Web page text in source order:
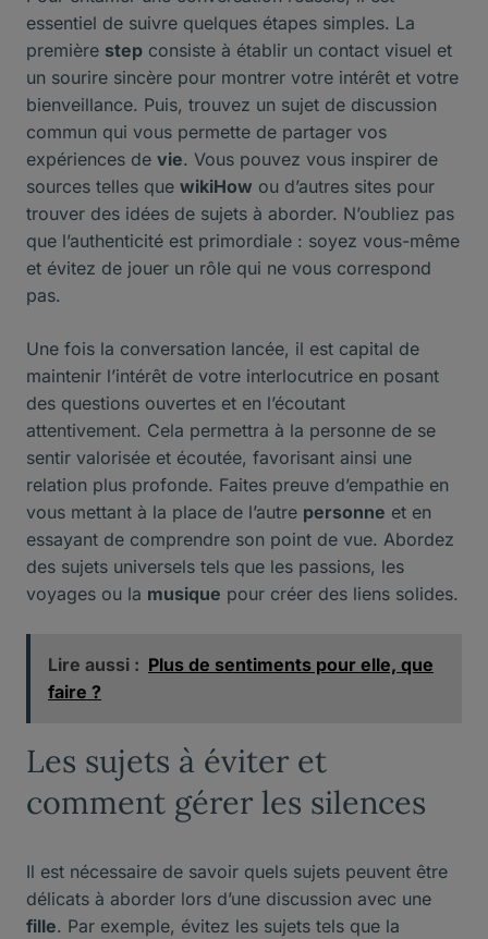
essentiel de suivre quelques étapes simples. La
première step consiste à établir un contact visuel et
un sourire sincère pour montrer votre intérêt et votre
bienveillance. Puis, trouvez un sujet de discussion
commun qui vous permette de partager vos
expériences de vie. Vous pouvez vous inspirer de
sources telles que wikiHow ou d’autres sites pour
trouver des idées de sujets à aborder. N’oubliez pas
que l’authenticité est primordiale : soyez vous-même
et évitez de jouer un rôle qui ne vous correspond
pas.
Une fois la conversation lancée, il est capital de
maintenir l’intérêt de votre interlocutrice en posant
des questions ouvertes et en l’écoutant
attentivement. Cela permettra à la personne de se
sentir valorisée et écoutée, favorisant ainsi une
relation plus profonde. Faites preuve d’empathie en
vous mettant à la place de l’autre personne et en
essayant de comprendre son point de vue. Abordez
des sujets universels tels que les passions, les
voyages ou la musique pour créer des liens solides.
Lire aussi : Plus de sentiments pour elle, que
faire ?
Les sujets à éviter et
comment gérer les silences
Il est nécessaire de savoir quels sujets peuvent être
délicats à aborder lors d’une discussion avec une
fille. Par exemple, évitez les sujets tels que la